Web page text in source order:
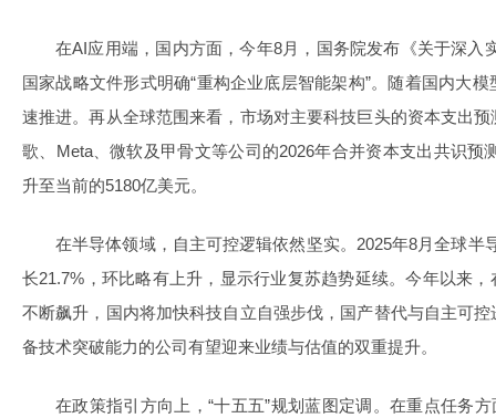
在AI应用端，国内方面，今年8月，国务院发布《关于深入
国家战略文件形式明确“重构企业底层智能架构”。随着国内大
速推进。再从全球范围来看，市场对主要科技巨头的资本支出
歌、Meta、微软及甲骨文等公司的2026年合并资本支出共识预
升至当前的5180亿美元。
在半导体领域，自主可控逻辑依然坚实。2025年8月全球半
长21.7%，环比略有上升，显示行业复苏趋势延续。今年以来
不断飙升，国内将加快科技自立自强步伐，国产替代与自主可
备技术突破能力的公司有望迎来业绩与估值的双重提升。
在政策指引方向上，“十五五”规划蓝图定调。在重点任务